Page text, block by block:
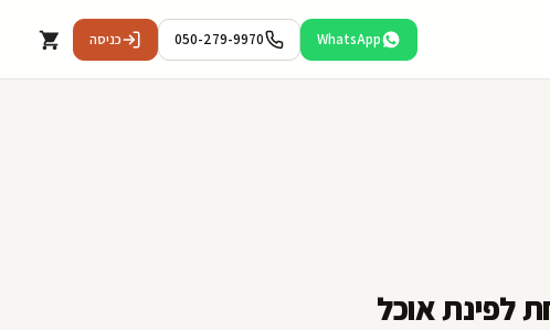
WhatsApp
050-279-9970 כניסה
לפינת אוכל